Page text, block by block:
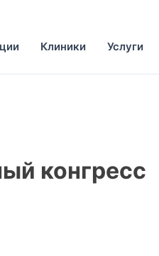
Клиники Услуги
конгресс